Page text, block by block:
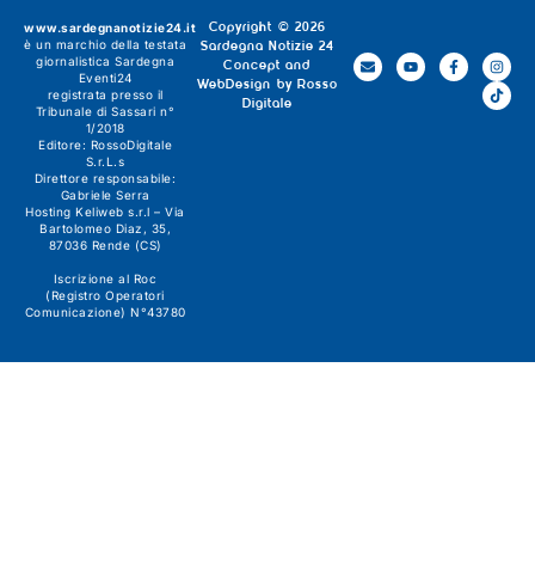
Copyright © 2026
Sardegna Notizie 24
Concept and
WebDesign by Rosso
Digitale
www.sardegnanotizie24.it
è un marchio della testata
giornalistica Sardegna
Eventi24
registrata presso il
Tribunale di Sassari n°
1/2018
Editore: RossoDigitale
S.r.L.s
Direttore responsabile:
Gabriele Serra
Hosting Keliweb s.r.l – Via
Bartolomeo Diaz, 35,
87036 Rende (CS)
Iscrizione al Roc
(Registro Operatori
Comunicazione) N°43780